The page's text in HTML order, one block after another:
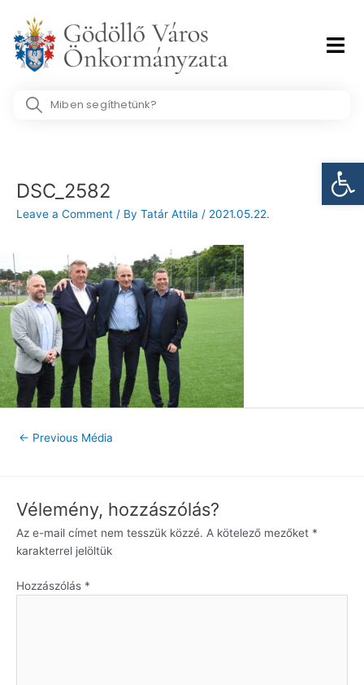
content
Search
DSC_2582
Leave a Comment / By Tatár Attila / 2021.05.22.
← Previous Média
Vélemény, hozzászólás?
Az e-mail címet nem tesszük közzé. A kötelező mezőket *
karakterrel jelöltük
Hozzászólás *